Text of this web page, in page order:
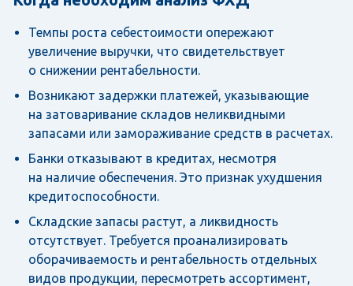
Темпы роста себестоимости опережают
увеличение выручки, что свидетельствует
о снижении рентабельности.
Возникают задержки платежей, указывающие
на затоваривание складов неликвидными
запасами или замораживание средств в расчетах.
Банки отказывают в кредитах, несмотря
на наличие обеспечения. Это признак ухудшения
кредитоспособности.
Складские запасы растут, а ликвидность
отсутствует. Требуется проанализировать
оборачиваемость и рентабельность отдельных
видов продукции, пересмотреть ассортимент,